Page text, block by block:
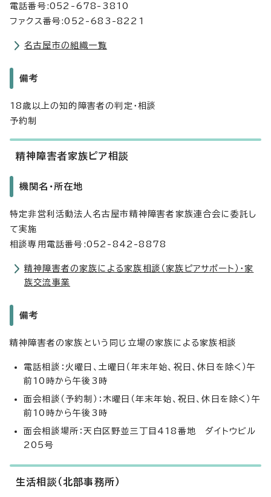
電話番号:052-678-3810
ファクス番号:052-683-8221
名古屋市の組織一覧
備考
18歳以上の知的障害者の判定・相談
予約制
精神障害者家族ピア相談
機関名・所在地
特定非営利活動法人名古屋市精神障害者家族連合会に委託し
て実施
相談専用電話番号:052-842-8878
精神障害者の家族による家族相談（家族ピアサポート）・家
族交流事業
備考
精神障害者の家族という同じ立場の家族による家族相談
電話相談：火曜日、土曜日（年末年始、祝日、休日を除く）午
前10時から午後3時
面会相談（予約制）：木曜日（年末年始、祝日、休日を除く）午
前10時から午後3時
面会相談場所：天白区野並三丁目418番地 ダイトウビル
205号
生活相談（北部事務所）